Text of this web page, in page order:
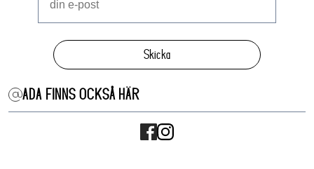
Skicka
ADA FINNS OCKSÅ HÄR